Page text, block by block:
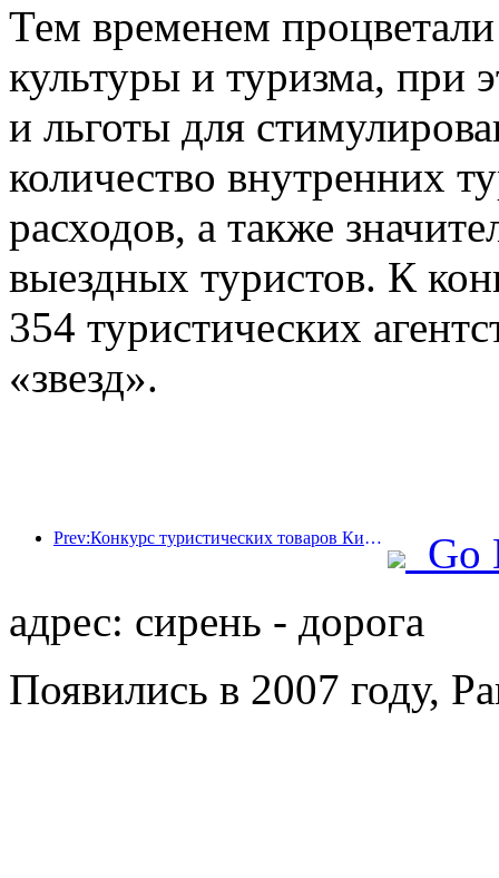
Тем временем
культуры и туризма, при
и льготы для
количество внутренних
расходов, а также
выездных туристов. К
354 туристических
«звезд».
Prev:Конкурс туристических товаров Китая успешно прошел в Сянтане (провинция Хунань).
Go
адрес: сирень - дорога
Появились в 2007 году,